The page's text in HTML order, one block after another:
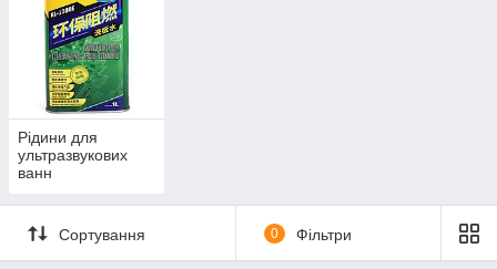
Рідини для
ультразвукових
ванн
Сортування 0 Фільтри